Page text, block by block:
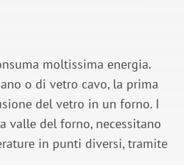
moltissima energia.
o di vetro cavo, la prima
del vetro in un forno. I
valle del forno, necessitano
in punti diversi, tramite